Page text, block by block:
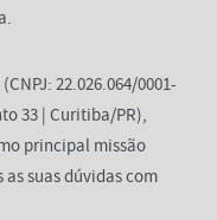
22.026.064/0001-
33 | Curitiba/PR),
principal missão
suas dúvidas com